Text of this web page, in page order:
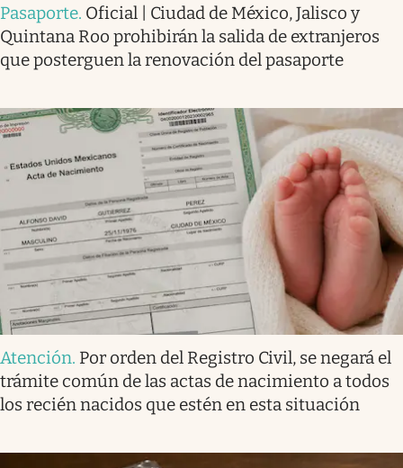
Pasaporte. Oficial | Ciudad de México, Jalisco y
Quintana Roo prohibirán la salida de extranjeros
que posterguen la renovación del pasaporte
Atención. Por orden del Registro Civil, se negará el
trámite común de las actas de nacimiento a todos
los recién nacidos que estén en esta situación